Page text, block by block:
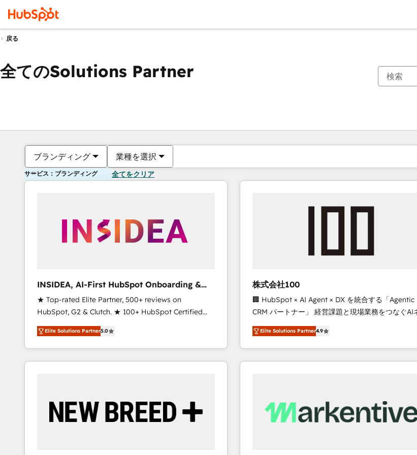
戻る
全てのSolutions Partner
ブランディング 業種を選択
サービス：ブランディング 全てをクリア
INSIDEA, AI-First HubSpot Onboarding &
RevOps
★ Top-rated Elite Partner, 500+ reviews on
HubSpot, G2 & Clutch. ★ 100+ HubSpot Certified
Experts & Trainers across the team ★ 1,500+
implementations across five continents ★ AI-First,
RevOps-led, Onboarding obsessed ★ Company of
the Year 2024/25 INSIDEA helps growing companies
your time zone. What we do ➤ Onboarding: Live in
weeks, with workflows built around your business,
Elite Solutions Partner5.0
株式会社100
🏢 HubSpot × AI Agent × DX を統合する「Agentic
CRM パートナー」 経営課題と現場業務をつなぐAIネイ
ティブ・エージェンシーとして、HubSpot Eliteの
力で顧客フロント業務を再設計します。 💡 100inc は何
をする会社か？ HubSpotを共通基盤に、AIエージ
トを組み込んだ顧客フロント業務（マーケティン
を、CRMを軸とした全社共通基盤に再構築します。
思決定者・PMO・現場担当者に並走します。 1️⃣
Elite Solutions Partner4.9
現在の場所ページ
ページページページページページページページページペ